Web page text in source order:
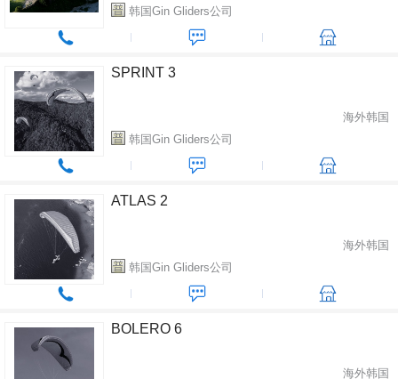
韩国Gin Gliders公司
SPRINT 3
海外韩国
韩国Gin Gliders公司
ATLAS 2
海外韩国
韩国Gin Gliders公司
BOLERO 6
海外韩国